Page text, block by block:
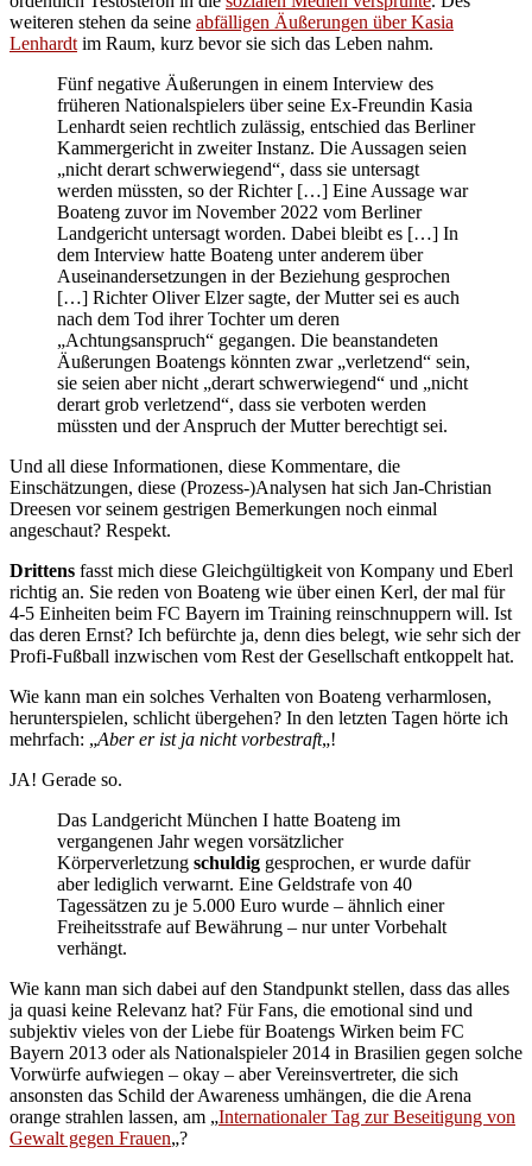
weiteren stehen da seine abfälligen Äußerungen über Kasia
Lenhardt im Raum, kurz bevor sie sich das Leben nahm.
Fünf negative Äußerungen in einem Interview des
früheren Nationalspielers über seine Ex-Freundin Kasia
Lenhardt seien rechtlich zulässig, entschied das Berliner
Kammergericht in zweiter Instanz. Die Aussagen seien
„nicht derart schwerwiegend“, dass sie untersagt
werden müssten, so der Richter […] Eine Aussage war
Boateng zuvor im November 2022 vom Berliner
Landgericht untersagt worden. Dabei bleibt es […] In
dem Interview hatte Boateng unter anderem über
Auseinandersetzungen in der Beziehung gesprochen
[…] Richter Oliver Elzer sagte, der Mutter sei es auch
nach dem Tod ihrer Tochter um deren
„Achtungsanspruch“ gegangen. Die beanstandeten
Äußerungen Boatengs könnten zwar „verletzend“ sein,
sie seien aber nicht „derart schwerwiegend“ und „nicht
derart grob verletzend“, dass sie verboten werden
müssten und der Anspruch der Mutter berechtigt sei.
Und all diese Informationen, diese Kommentare, die
Einschätzungen, diese (Prozess-)Analysen hat sich Jan-Christian
Dreesen vor seinem gestrigen Bemerkungen noch einmal
angeschaut? Respekt.
Drittens fasst mich diese Gleichgültigkeit von Kompany und Eberl
richtig an. Sie reden von Boateng wie über einen Kerl, der mal für
4-5 Einheiten beim FC Bayern im Training reinschnuppern will. Ist
das deren Ernst? Ich befürchte ja, denn dies belegt, wie sehr sich der
Profi-Fußball inzwischen vom Rest der Gesellschaft entkoppelt hat.
Wie kann man ein solches Verhalten von Boateng verharmlosen,
herunterspielen, schlicht übergehen? In den letzten Tagen hörte ich
mehrfach: „Aber er ist ja nicht vorbestraft„!
JA! Gerade so.
Das Landgericht München I hatte Boateng im
vergangenen Jahr wegen vorsätzlicher
Körperverletzung schuldig gesprochen, er wurde dafür
aber lediglich verwarnt. Eine Geldstrafe von 40
Tagessätzen zu je 5.000 Euro wurde – ähnlich einer
Freiheitsstrafe auf Bewährung – nur unter Vorbehalt
verhängt.
Wie kann man sich dabei auf den Standpunkt stellen, dass das alles
ja quasi keine Relevanz hat? Für Fans, die emotional sind und
subjektiv vieles von der Liebe für Boatengs Wirken beim FC
Bayern 2013 oder als Nationalspieler 2014 in Brasilien gegen solche
Vorwürfe aufwiegen – okay – aber Vereinsvertreter, die sich
ansonsten das Schild der Awareness umhängen, die die Arena
orange strahlen lassen, am „Internationaler Tag zur Beseitigung von
Gewalt gegen Frauen„?